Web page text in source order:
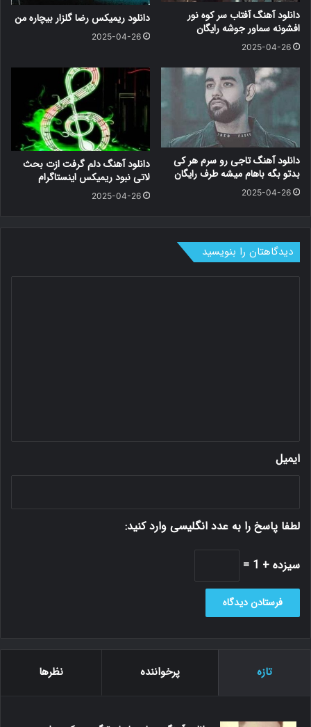
دانلود آهنگ آفتاب سر کوه نور
افشونه سماور جوشه رایگان
2025-04-26
دانلود ریمیکس رضا گلزار بیچاره من
2025-04-26
دانلود آهنگ تاجی رو سرم هر کی
بدتو بگه باهام میشه طرف رایگان
2025-04-26
دانلود آهنگ دلم گرفت ازت بحث
لاتی نبود ریمیکس اینستاگرام
2025-04-26
دیدگاهتان را بنویسید
ایمیل
لطفا پاسخ را به عدد انگلیسی وارد کنید:
سیزده + 1 =
تازه پرخواننده نظرها